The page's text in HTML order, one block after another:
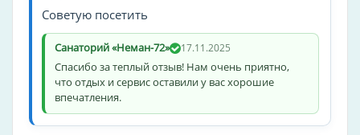
стиральная машина
утюг
уборка
конференц-зал
отопление
Советую посетить
Санаторий «Неман-72» 17.11.2025
Спасибо за теплый отзыв! Нам очень приятно,
что отдых и сервис оставили у вас хорошие
впечатления.